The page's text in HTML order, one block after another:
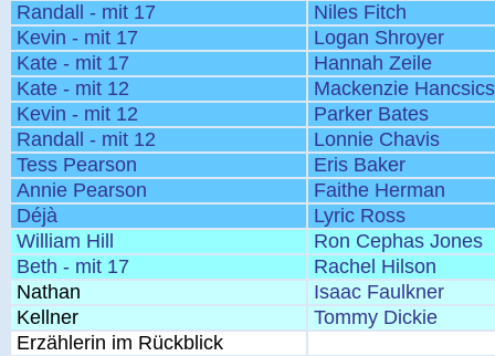
Randall - mit 17
Niles Fitch
Kevin - mit 17
Logan Shroyer
Kate - mit 17
Hannah Zeile
Kate - mit 12
Mackenzie
Kevin - mit 12
Parker Bates
Randall - mit 12
Lonnie Chavis
Tess Pearson
Eris Baker
Annie Pearson
Faithe Herman
Déjà
Lyric Ross
William Hill
Ron Cephas Jones
Beth - mit 17
Rachel Hilson
Nathan
Isaac Faulkner
Kellner
Tommy Dickie
Erzählerin im Rückblick